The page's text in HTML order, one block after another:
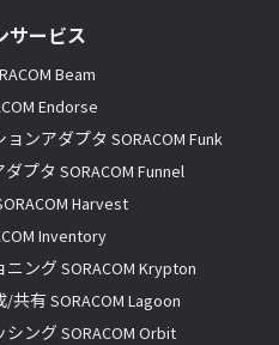
サービス
Beam
Endorse
ンアダプタ SORACOM Funk
プタ SORACOM Funnel
Harvest
Inventory
ング SORACOM Krypton
有 SORACOM Lagoon
ング SORACOM Orbit